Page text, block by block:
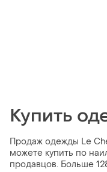
Купить
Продаж одежды Le
можете купить по
продавцов. Больше